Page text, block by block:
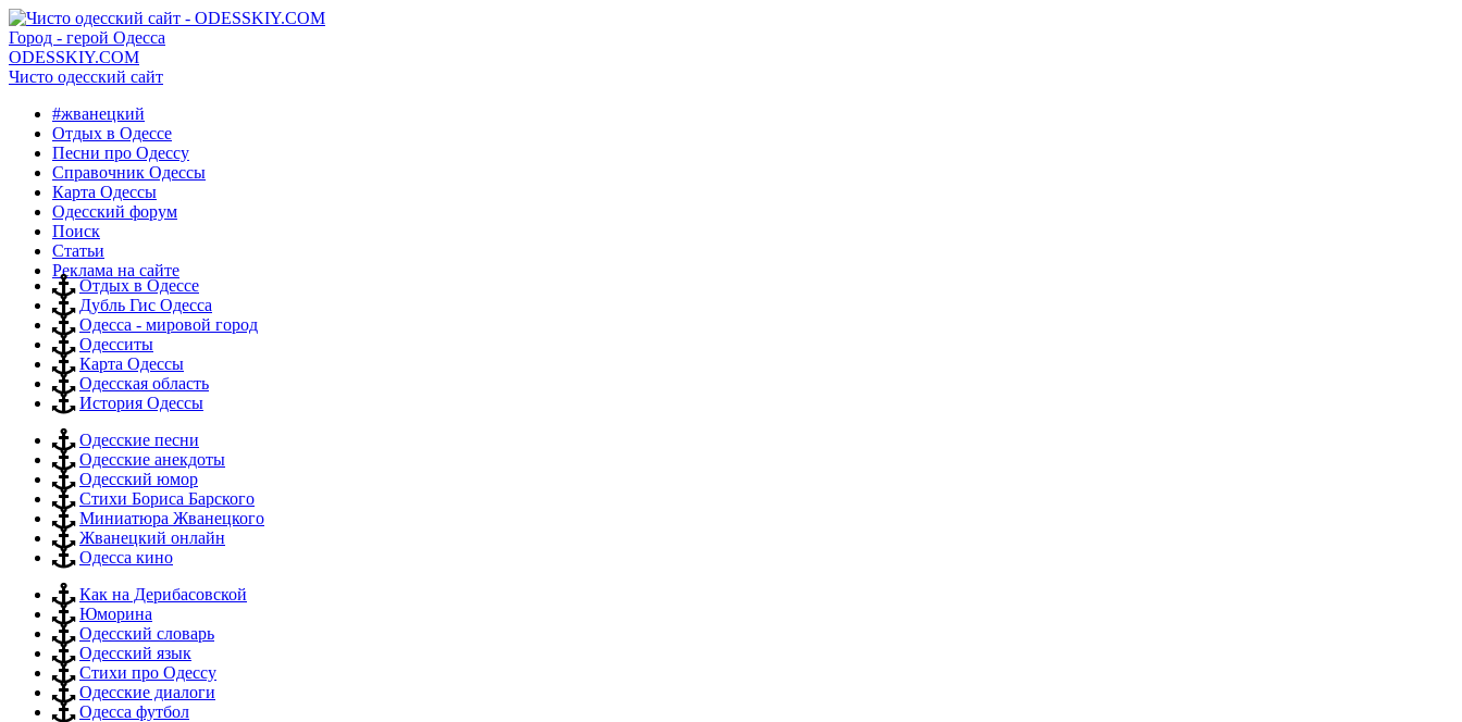
Город - герой Одесса
ODESSKIY.COM
Чисто одесский сайт
#жванецкий
Отдых в Одессе
Песни про Одессу
Справочник Одессы
Карта Одессы
Одесский форум
Поиск
Статьи
Реклама на сайте
Отдых в Одессе
Дубль Гис Одесса
Одесса - мировой город
Одесситы
Карта Одессы
Одесская область
История Одессы
Одесские песни
Одесские анекдоты
Одесский юмор
Стихи Бориса Барского
Миниатюра Жванецкого
Жванецкий онлайн
Одесса кино
Как на Дерибасовской
Юморина
Одесский словарь
Одесский язык
Стихи про Одессу
Одесские диалоги
Одесса футбол